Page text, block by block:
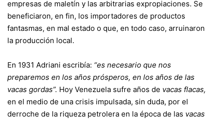
empresas de maletín y las arbitrarias expropiaciones. Se
beneficiaron, en fin, los importadores de productos
fantasmas, en mal estado o que, en todo caso, arruinaron
la producción local.
En 1931 Adriani escribía: “es necesario que nos
preparemos en los años prósperos, en los años de las
vacas gordas”. Hoy Venezuela sufre años de vacas flacas,
en el medio de una crisis impulsada, sin duda, por el
derroche de la riqueza petrolera en la época de las vacas